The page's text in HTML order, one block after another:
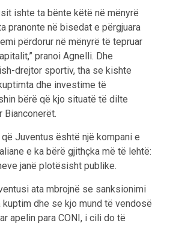
ishte ta bënte këtë në mënyrë
pranonte në bisedat e përgjuara
përdorur në mënyrë të tepruar
pranoi Agnelli. Dhe
drejtor sportiv, tha se kishte
dhe investime të
bërë që kjo situatë të dilte
Bianconerët.
Juventus është një kompani e
e ka bërë gjithçka më të lehtë:
janë plotësisht publike.
ata mbrojnë se sanksionimi
dhe se kjo mund të vendosë
apelin para CONI, i cili do të